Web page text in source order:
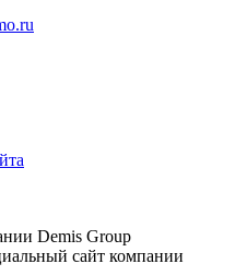
Demis Group
сайт компании